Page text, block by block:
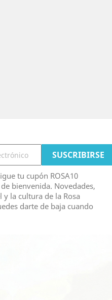
tu cupón ROSA10
bienvenida. Novedades,
y la cultura de la Rosa
darte de baja cuando